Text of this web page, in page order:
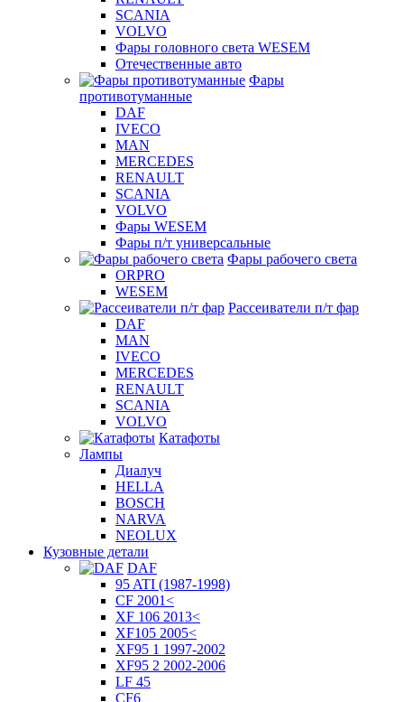
SCANIA
VOLVO
Фары головного света WESEM
Отечественные авто
Фары
противотуманные
DAF
IVECO
MAN
MERCEDES
RENAULT
SCANIA
VOLVO
Фары WESEM
Фары п/т универсальные
Фары рабочего света
ORPRO
WESEM
Рассеиватели п/т фар
DAF
MAN
IVECO
MERCEDES
RENAULT
SCANIA
VOLVO
Катафоты
Лампы
Диалуч
HELLA
BOSCH
NARVA
NEOLUX
Кузовные детали
DAF
95 ATI (1987-1998)
CF 2001<
XF 106 2013<
XF105 2005<
XF95 1 1997-2002
XF95 2 2002-2006
LF 45
CF6